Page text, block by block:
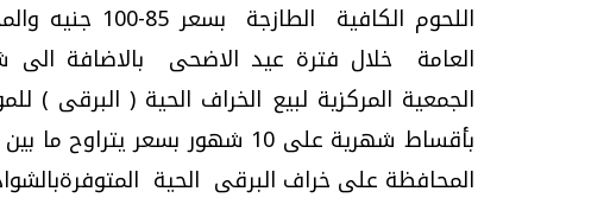
العامة خلال فترة عيد الاضحى بالاضافة الى
الجمعية المركزية لبيع الخراف الحية ( البرقى )
المحافظة على خراف البرقى الحية